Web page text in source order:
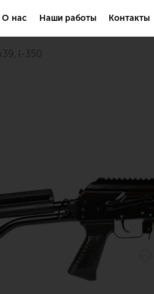
О нас Наши работы Контакты
l-350